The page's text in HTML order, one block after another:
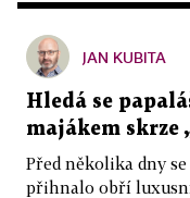
JAN KUBITA
Hledá se
majákem skrze
Před několika dny
přihnalo obří